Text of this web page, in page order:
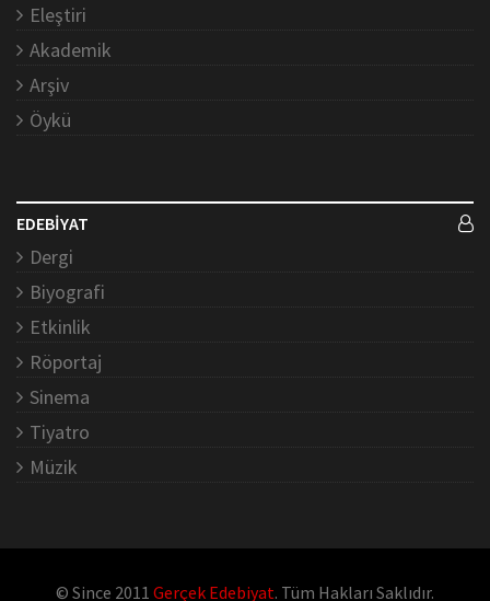
Eleştiri
Akademik
Arşiv
Öykü
EDEBİYAT
Dergi
Biyografi
Etkinlik
Röportaj
Sinema
Tiyatro
Müzik
© Since 2011 Gerçek Edebiyat. Tüm Hakları Saklıdır.